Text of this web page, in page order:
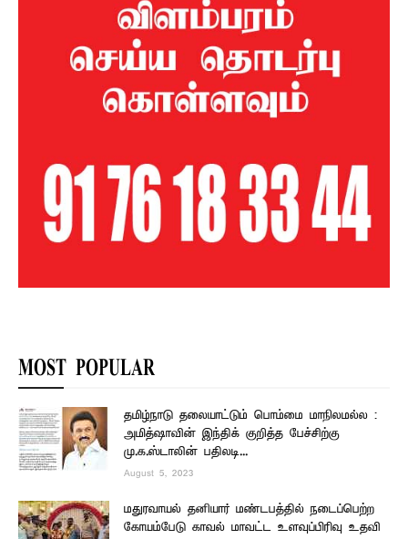
MOST POPULAR
தமிழ்நாடு தலையாட்டும் பொம்மை மாநிலமல்ல :
அமித்ஷாவின் இந்திக் குறித்த பேச்சிற்கு
மு.க.ஸ்டாலின் பதிலடி...
August 5, 2023
மதுரவாயல் தனியார் மண்டபத்தில் நடைப்பெற்ற
கோயம்பேடு காவல் மாவட்ட உளவுப்பிரிவு உதவி